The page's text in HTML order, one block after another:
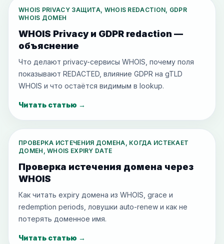
WHOIS PRIVACY ЗАЩИТА, WHOIS REDACTION, GDPR
WHOIS ДОМЕН
WHOIS Privacy и GDPR redaction —
объяснение
Что делают privacy-сервисы WHOIS, почему поля
показывают REDACTED, влияние GDPR на gTLD
WHOIS и что остаётся видимым в lookup.
Читать статью →
ПРОВЕРКА ИСТЕЧЕНИЯ ДОМЕНА, КОГДА ИСТЕКАЕТ
ДОМЕН, WHOIS EXPIRY DATE
Проверка истечения домена через
WHOIS
Как читать expiry домена из WHOIS, grace и
redemption periods, ловушки auto-renew и как не
потерять доменное имя.
Читать статью →